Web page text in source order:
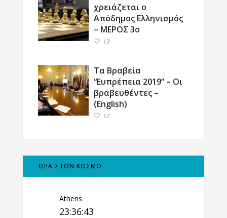
χρειάζεται ο
Απόδημος Ελληνισμός
– ΜΕΡΟΣ 3ο
13
Τα Βραβεία
“Ευπρέπεια 2019” – Οι
βραβευθέντες –
(English)
12
ΩΡΑ ΣΤΟΝ ΚΟΣΜΟ
Athens
23:36:44